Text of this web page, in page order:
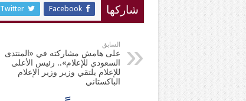
شاركها Facebook
Twitter
السابق
على هامش مشاركته في «المنتدى
السعودي للإعلام».. رئيس الأعلى
للإعلام يلتقي وزير وزير الإعلام
الباكستاني